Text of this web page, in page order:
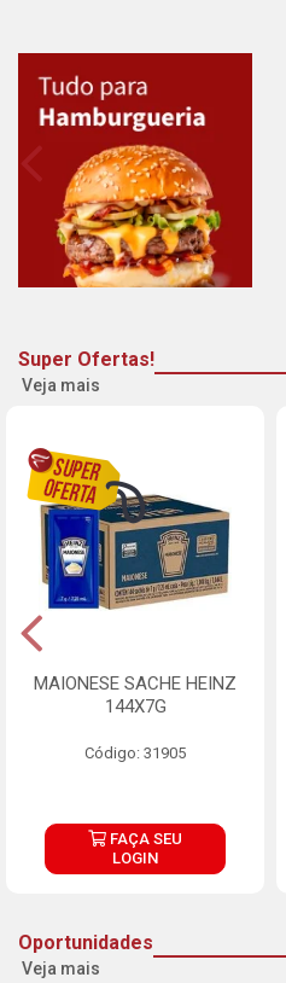
Super Ofertas!
Veja mais
MAIONESE SACHE HEINZ
144X7G
Código: 31905
FAÇA SEU
LOGIN
Oportunidades
Veja mais